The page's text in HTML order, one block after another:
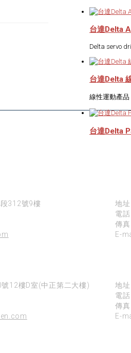
台達Delta
Delta servo
台達Delta
線性運動產品
台達Delta
312號9樓
地
電話
傳
E-
12樓D室(中正第二大樓)
地
電話
傳
E-